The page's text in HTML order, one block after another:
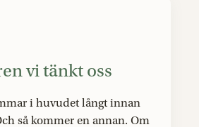
vi tänkt oss
i huvudet långt innan
så kommer en annan. Om